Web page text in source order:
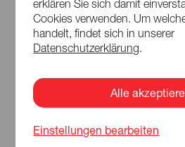
LAUSITZ FESTIVAL
PROGRAMM
IHR BESUCH
PARTNER
erklären Sie sich damit
Cookies verwenden. Um
handelt, findet sich in unserer
Datenschutzerklärung
Alle
Einstellungen bearbeiten